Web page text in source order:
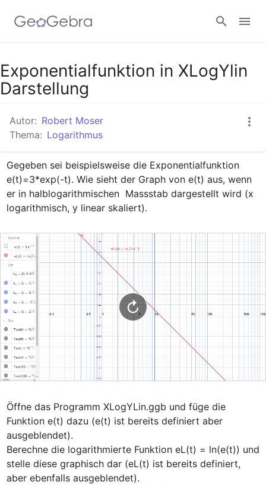
Google Classroom
Exponentialfunktion in XLogYlin
Darstellung
Autor: Robert Moser
Thema: Logarithmus
Gegeben sei beispielsweise die Exponentialfunktion
e(t)=3*exp(-t). Wie sieht der Graph von e(t) aus, wenn
er in halblogarithmischen  Massstab dargestellt wird (x
logarithmisch, y linear skaliert).
Öffne das Programm XLogYLin.ggb und füge die
Funktion e(t) dazu (e(t) ist bereits definiert aber
ausgeblendet).
Berechne die logarithmierte Funktion eL(t) = ln(e(t)) und
stelle diese graphisch dar (eL(t) ist bereits definiert,
aber ebenfalls ausgeblendet).